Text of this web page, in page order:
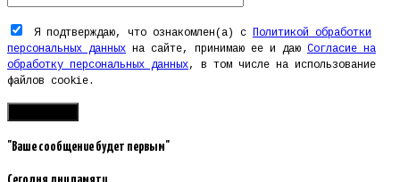
Я подтверждаю, что ознакомлен(а) с
Политикой обработки
персональных данных на сайте, принимаю ее и даю Согласие на
обработку персональных данных, в том числе на использование
файлов cookie.
"Ваше сообщение будет первым"